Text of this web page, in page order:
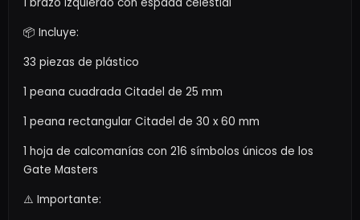
📦 Incluye:
33 piezas de plástico
1 peana cuadrada Citadel de 25 mm
1 peana rectangular Citadel de 30 x 60 mm
1 hoja de calcomanías con 216 símbolos únicos de los
Gate Masters
⚠️ Importante: